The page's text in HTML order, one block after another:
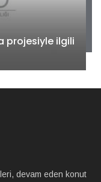
projesiyle ilgili
devam eden konut